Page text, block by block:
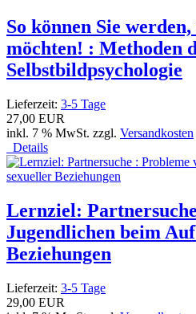
So können Sie
möchten! : Methoden
Selbstbildpsychologie
Lieferzeit: 3-5 Tage
27,00 EUR
inkl. 7 % MwSt. zzgl. Versandkosten
Details
Lernziel:
Jugendlichen beim
Beziehungen
Lieferzeit: 3-5 Tage
29,00 EUR